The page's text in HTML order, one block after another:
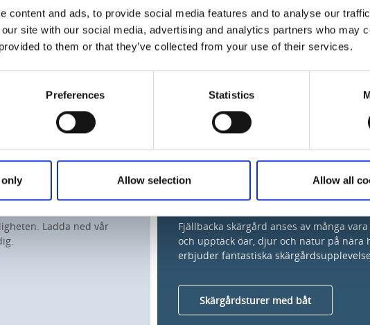
content and ads, to provide social media features and to analyse our
site with our social media, advertising and analytics partners who may
to them or that they’ve collected from your use of their services.
Preferences Statistics
Allow selection Allow all
Ladda ned vår
Skärgårdsturer -
Fjällbacka skärgård anses av många
och upptäck öar, djur och natur på nära
erbjuder fantastiska
Skärgårdsturer med båt